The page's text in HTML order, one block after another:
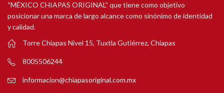
“MÉXICO CHIAPAS ORIGINAL” que tiene como objetivo
posicionar una marca de largo alcance como sinónimo de identidad
y calidad.
Torre Chiapas Nivel 15, Tuxtla Gutiérrez, Chiapas
8005506244
informacion@chiapasoriginal.com.mx